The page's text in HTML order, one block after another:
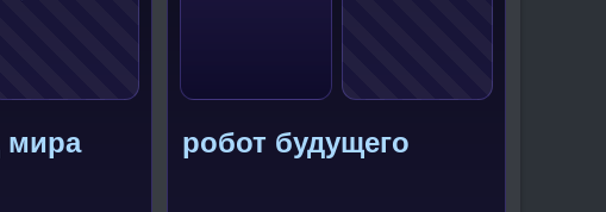
мира робот будущего